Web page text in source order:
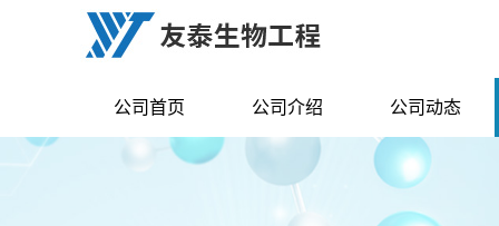
公司首页 公司介绍 公司动态